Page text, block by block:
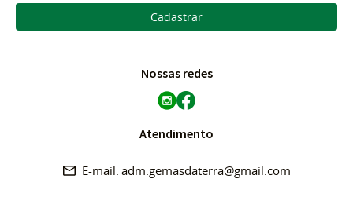
Cadastrar
Nossas redes
Atendimento
adm.gemasdaterra@gmail.com